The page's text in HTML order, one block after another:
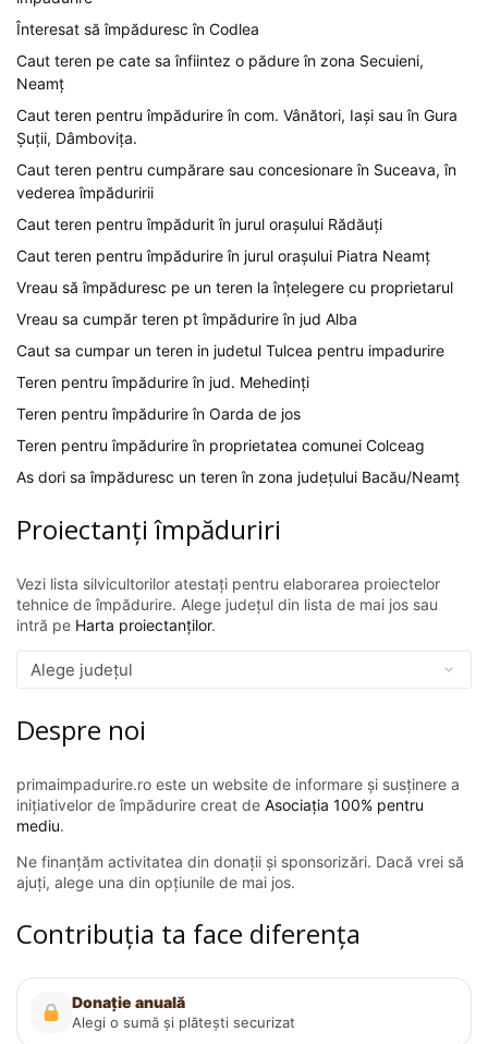
Înteresat să împăduresc în Codlea
Caut teren pe cate sa înfiintez o pădure în zona Secuieni,
Neamț
Caut teren pentru împădurire în com. Vânători, Iași sau în Gura
Șuții, Dâmbovița.
Caut teren pentru cumpărare sau concesionare în Suceava, în
vederea împăduririi
Caut teren pentru împădurit în jurul orașului Rădăuți
Caut teren pentru împădurire în jurul orașului Piatra Neamț
Vreau să împăduresc pe un teren la înțelegere cu proprietarul
Vreau sa cumpăr teren pt împădurire în jud Alba
Caut sa cumpar un teren in judetul Tulcea pentru impadurire
Teren pentru împădurire în jud. Mehedinți
Teren pentru împădurire în Oarda de jos
Teren pentru împădurire în proprietatea comunei Colceag
As dori sa împăduresc un teren în zona județului Bacău/Neamț
Proiectanți împăduriri
Vezi lista silvicultorilor atestați pentru elaborarea proiectelor
tehnice de împădurire. Alege județul din lista de mai jos sau
intră pe Harta proiectanților.
Despre noi
primaimpadurire.ro este un website de informare și susținere a
inițiativelor de împădurire creat de Asociația 100% pentru
mediu.
Ne finanțăm activitatea din donații și sponsorizări. Dacă vrei să
ajuți, alege una din opțiunile de mai jos.
Contribuția ta face diferența
Donație anuală
Alegi o sumă și plătești securizat